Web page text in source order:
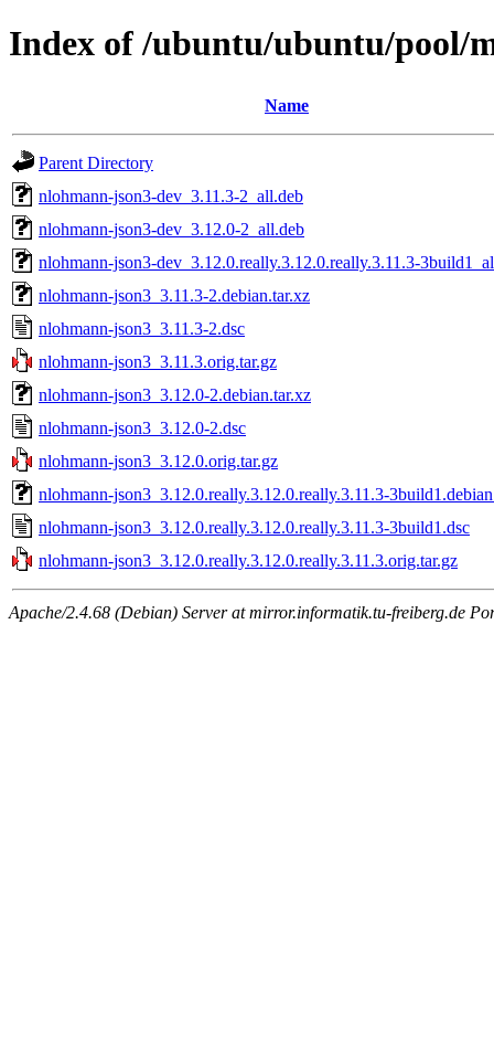
Index of /ubuntu/ubuntu/pool/
Name
Parent Directory
nlohmann-json3-dev_3.11.3-2_all.deb
nlohmann-json3-dev_3.12.0-2_all.deb
nlohmann-json3-dev_3.12.0.really.3.12.0.really.3.11.3-
nlohmann-json3_3.11.3-2.debian.tar.xz
nlohmann-json3_3.11.3-2.dsc
nlohmann-json3_3.11.3.orig.tar.gz
nlohmann-json3_3.12.0-2.debian.tar.xz
nlohmann-json3_3.12.0-2.dsc
nlohmann-json3_3.12.0.orig.tar.gz
nlohmann-json3_3.12.0.really.3.12.0.really.3.11.3-
nlohmann-json3_3.12.0.really.3.12.0.really.3.11.3-3build1.dsc
nlohmann-json3_3.12.0.really.3.12.0.really.3.11.3.orig.tar.gz
Apache/2.4.68 (Debian) Server at mirror.informatik.tu-freiberg.de